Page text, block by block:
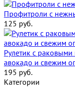
Профитроли с
125 руб.
Рулетик с
авокадо и свежим
195 руб.
Категории